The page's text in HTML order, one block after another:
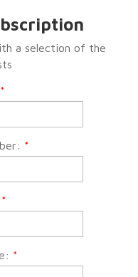
a selection of the
*
*
*
*